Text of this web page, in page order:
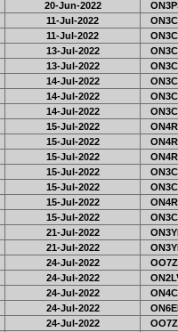
20-Jun-2022
11-Jul-2022
11-Jul-2022
13-Jul-2022
13-Jul-2022
14-Jul-2022
14-Jul-2022
14-Jul-2022
15-Jul-2022
15-Jul-2022
15-Jul-2022
15-Jul-2022
15-Jul-2022
15-Jul-2022
15-Jul-2022
21-Jul-2022
21-Jul-2022
24-Jul-2022
24-Jul-2022
24-Jul-2022
24-Jul-2022
24-Jul-2022